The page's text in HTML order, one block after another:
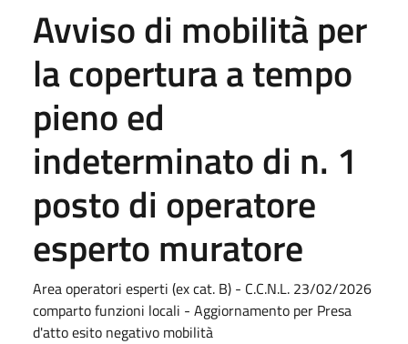
Avviso di mobilità per
la copertura a tempo
pieno ed
indeterminato di n. 1
posto di operatore
esperto muratore
Area operatori esperti (ex cat. B) - C.C.N.L. 23/02/2026
comparto funzioni locali - Aggiornamento per Presa
d'atto esito negativo mobilità